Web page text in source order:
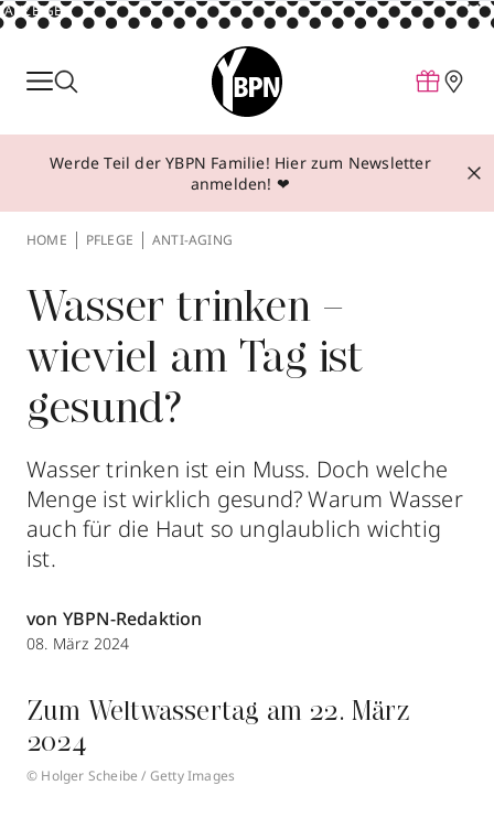
ANZEIGE
Parfum
Make-up
Behandlungen
Über YBPN
Aktionen
Storefinder
Werde Teil der YBPN Familie! Hier zum Newsletter
anmelden! ❤
HOME PFLEGE ANTI-AGING
Wasser trinken –
wieviel am Tag ist
gesund?
Wasser trinken ist ein Muss. Doch welche
Menge ist wirklich gesund? Warum Wasser
auch für die Haut so unglaublich wichtig
ist.
von YBPN-Redaktion
08. März 2024
Zum Weltwassertag am 22. März
2024
© Holger Scheibe / Getty Images